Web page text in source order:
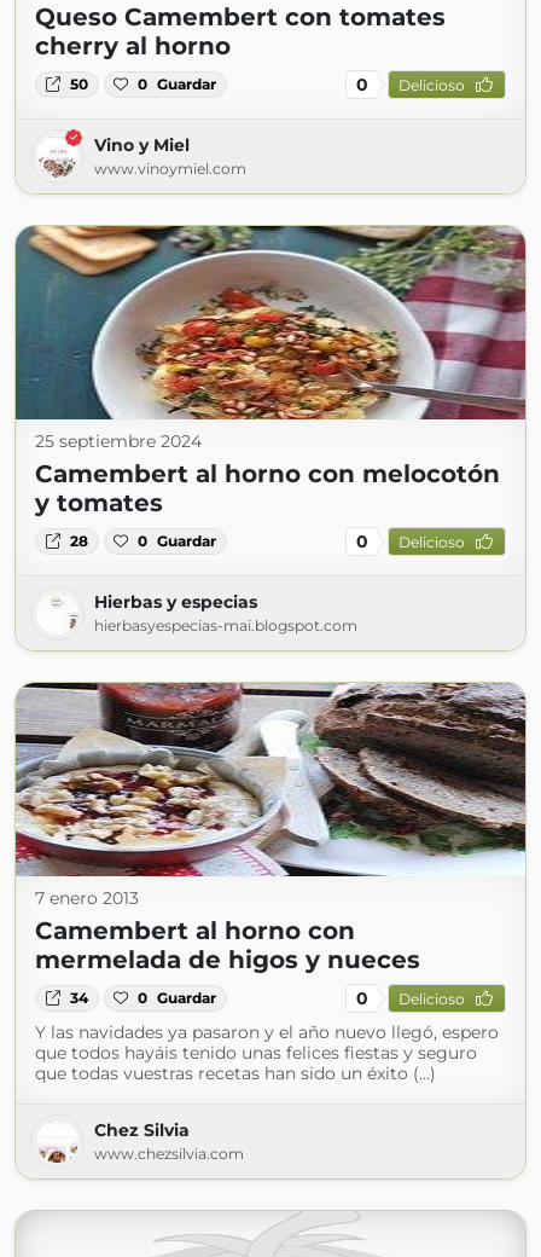
Queso Camembert con tomates
cherry al horno
50 0 Guardar 0 Delicioso
Vino y Miel
www.vinoymiel.com
25 septiembre 2024
Camembert al horno con melocotón
y tomates
28 0 Guardar 0 Delicioso
Hierbas y especias
hierbasyespecias-mai.blogspot.com
7 enero 2013
Camembert al horno con
mermelada de higos y nueces
34 0 Guardar 0 Delicioso
Y las navidades ya pasaron y el año nuevo llegó, espero
que todos hayáis tenido unas felices fiestas y seguro
que todas vuestras recetas han sido un éxito (...)
Chez Silvia
www.chezsilvia.com